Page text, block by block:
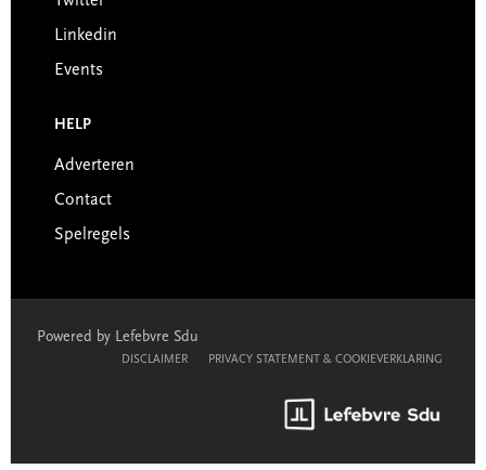
Linkedin
Events
HELP
Adverteren
Contact
Spelregels
Powered by Lefebvre Sdu
DISCLAIMER PRIVACY STATEMENT & COOKIEVERKLARING